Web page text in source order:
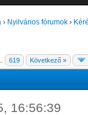
› Nyilvános fórumok ›
619 Következő »
16:56:39